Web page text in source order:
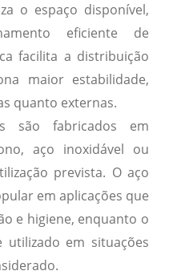
o espaço disponível,
eficiente de
facilita a distribuição
maior estabilidade,
quanto externas.
são fabricados em
, aço inoxidável ou
prevista. O aço
em aplicações que
e higiene, enquanto o
em situações